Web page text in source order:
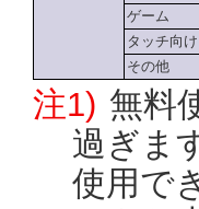
ゲーム
タッチ向け
その他
注1) 無料
過ぎま
使用で